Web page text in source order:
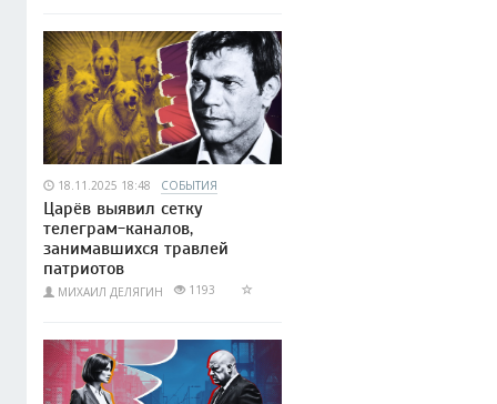
18.11.2025 18:48 СОБЫТИЯ
Царёв выявил сетку
телеграм-каналов,
занимавшихся травлей
патриотов
МИХАИЛ ДЕЛЯГИН 1193